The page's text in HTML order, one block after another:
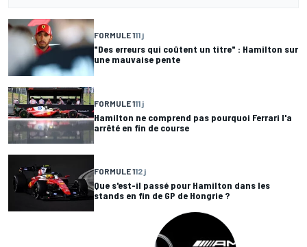
FORMULE 111 j
"Des erreurs qui coûtent un titre" : Hamilton sur
une mauvaise pente
FORMULE 111 j
Hamilton ne comprend pas pourquoi Ferrari l'a
arrêté en fin de course
FORMULE 112 j
Que s'est-il passé pour Hamilton dans les
stands en fin de GP de Hongrie ?